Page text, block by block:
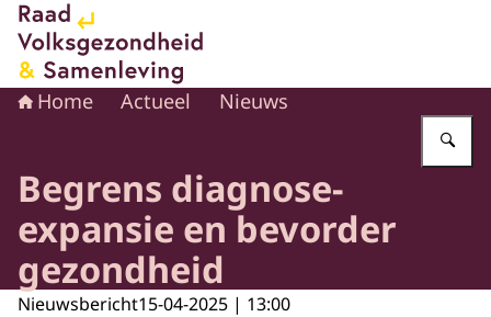
Naar de homepage van Raad voor Volksgezondheid en
Home Actueel Nieuws
Begrens diagnose-
expansie en bevorder
gezondheid
Nieuwsbericht15-04-2025 | 13:00